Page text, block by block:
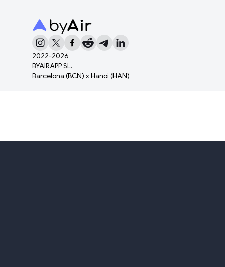
2022-2026
BYAIRAPP SL.
Barcelona (BCN) x Hanoi (HAN)